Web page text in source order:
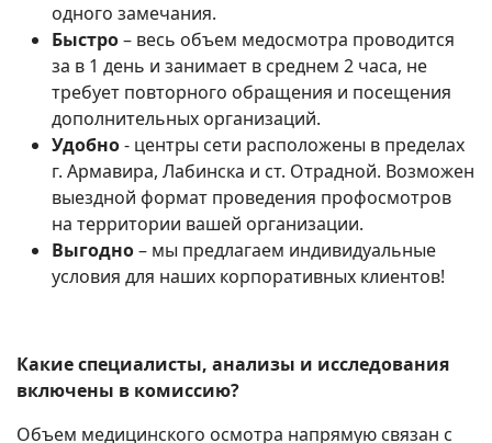
одного замечания.
Быстро– весь объем медосмотра проводится
за в 1 день и занимает в среднем 2 часа, не
требует повторного обращения и посещения
дополнительных организаций.
Удобно- центры сети расположены в пределах
г. Армавира, Лабинска и ст. Отрадной. Возможен
выездной формат проведения профосмотров
на территории вашей организации.
Выгодно– мы предлагаем индивидуальные
условия для наших корпоративных клиентов!
Какие специалисты, анализы и исследования
включены в комиссию?
Объем медицинского осмотра напрямую связан с